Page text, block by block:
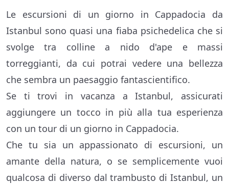
Le escursioni di un giorno in Cappadocia da
Istanbul sono quasi una fiaba psichedelica che si
svolge tra colline a nido d'ape e massi
torreggianti, da cui potrai vedere una bellezza
che sembra un paesaggio fantascientifico.
Se ti trovi in vacanza a Istanbul, assicurati
aggiungere un tocco in più alla tua esperienza
con un tour di un giorno in Cappadocia.
Che tu sia un appassionato di escursioni, un
amante della natura, o se semplicemente vuoi
qualcosa di diverso dal trambusto di Istanbul, un